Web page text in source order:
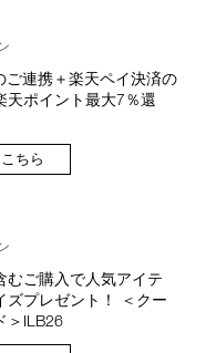
ご連携＋楽天ペイ決済の
天ポイント最大7％還
ちら
むご購入で人気アイテ
ズプレゼント！ ＜クー
＞ILB26